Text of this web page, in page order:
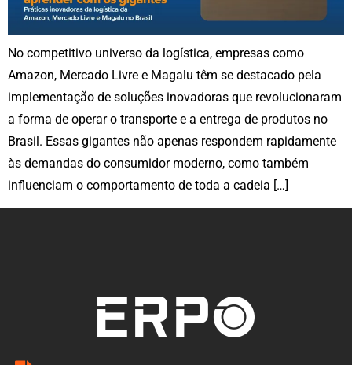
No competitivo universo da logística, empresas como
Amazon, Mercado Livre e Magalu têm se destacado pela
implementação de soluções inovadoras que revolucionaram
a forma de operar o transporte e a entrega de produtos no
Brasil. Essas gigantes não apenas respondem rapidamente
às demandas do consumidor moderno, como também
influenciam o comportamento de toda a cadeia […]